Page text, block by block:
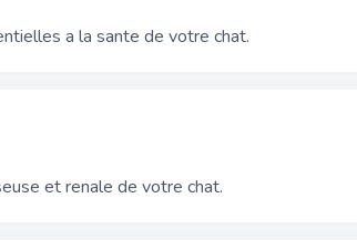
a la sante de votre chat.
et renale de votre chat.